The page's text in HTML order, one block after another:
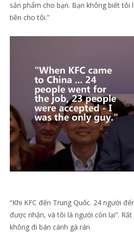
sản phẩm cho bạn. Bạn không biết tôi
tiền cho tôi.”
“Khi KFC đến Trung Quốc. 24 người
được nhận, và tôi là người còn lại”. Rất
không đi bán cánh gà rán